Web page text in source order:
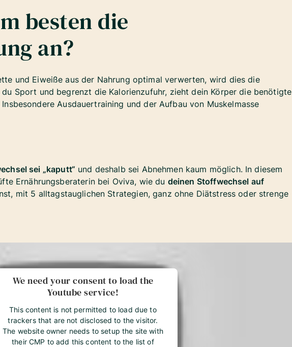
besten die
an?
und Eiweiße aus der Nahrung optimal verwerten, wird dies die
Sport und begrenzt die Kalorienzufuhr, zieht dein Körper die benötigte
Insbesondere Ausdauertraining und der Aufbau von Muskelmasse
sei „kaputt“ und deshalb sei Abnehmen kaum möglich. In diesem
Ernährungsberaterin bei Oviva, wie du deinen Stoffwechsel auf
mit 5 alltagstauglichen Strategien, ganz ohne Diätstress oder strenge
We need your consent to load the
Youtube service!
This content is not permitted to load due to
trackers that are not disclosed to the visitor.
The website owner needs to setup the site with
their CMP to add this content to the list of